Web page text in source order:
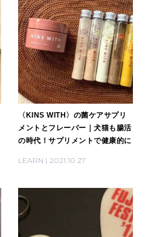
〈KINS WITH〉の菌ケアサプリ
メントとフレーバー｜犬猫も腸活
の時代！サプリメントで健康的に
LEARN 2021.10.27